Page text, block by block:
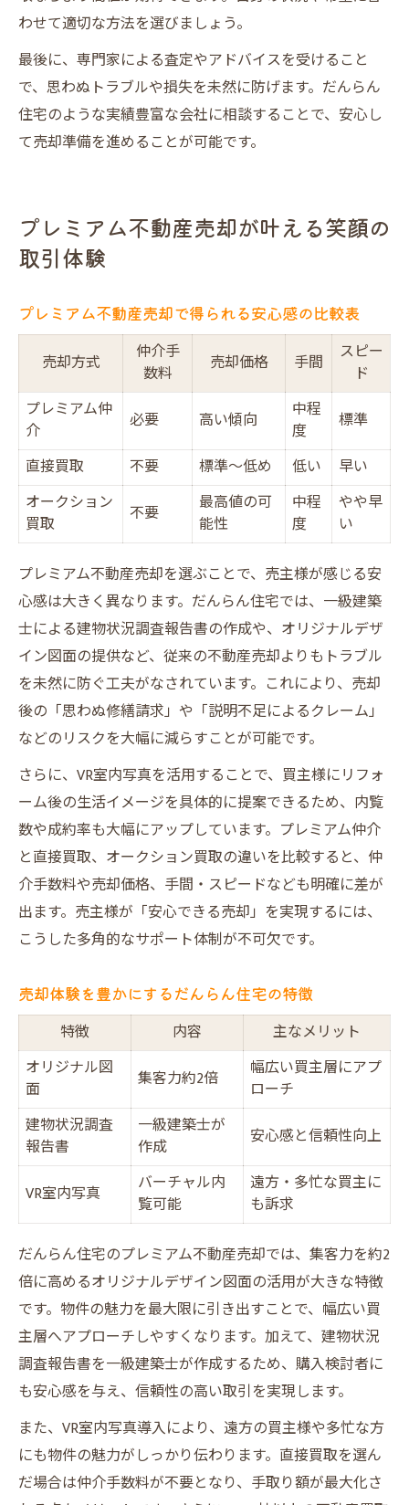
わせて適切な方法を選びましょう。
最後に、専門家による査定やアドバイスを受けること
で、思わぬトラブルや損失を未然に防げます。だんらん
住宅のような実績豊富な会社に相談することで、安心し
て売却準備を進めることが可能です。
プレミアム不動産売却が叶える笑顔の
取引体験
プレミアム不動産売却で得られる安心感の比較表
売却方式
仲介手
数料
売却価格 手間
スピー
ド
プレミアム仲
介
必要 高い傾向
中程
度
標準
直接買取
不要 標準～低め 低い
早い
オークション
買取
不要
最高値の可
能性
中程
度
やや早
い
プレミアム不動産売却を選ぶことで、売主様が感じる安
心感は大きく異なります。だんらん住宅では、一級建築
士による建物状況調査報告書の作成や、オリジナルデザ
イン図面の提供など、従来の不動産売却よりもトラブル
を未然に防ぐ工夫がなされています。これにより、売却
後の「思わぬ修繕請求」や「説明不足によるクレーム」
などのリスクを大幅に減らすことが可能です。
さらに、VR室内写真を活用することで、買主様にリフォ
ーム後の生活イメージを具体的に提案できるため、内覧
数や成約率も大幅にアップしています。プレミアム仲介
と直接買取、オークション買取の違いを比較すると、仲
介手数料や売却価格、手間・スピードなども明確に差が
出ます。売主様が「安心できる売却」を実現するには、
こうした多角的なサポート体制が不可欠です。
売却体験を豊かにするだんらん住宅の特徴
特徴 内容
主なメリット
オリジナル図
面
集客力約2倍
幅広い買主層にアプ
ローチ
建物状況調査
報告書
一級建築士が
作成
安心感と信頼性向上
VR室内写真
バーチャル内
覧可能
遠方・多忙な買主に
も訴求
だんらん住宅のプレミアム不動産売却では、集客力を約2
倍に高めるオリジナルデザイン図面の活用が大きな特徴
です。物件の魅力を最大限に引き出すことで、幅広い買
主層へアプローチしやすくなります。加えて、建物状況
調査報告書を一級建築士が作成するため、購入検討者に
も安心感を与え、信頼性の高い取引を実現します。
また、VR室内写真導入により、遠方の買主様や多忙な方
にも物件の魅力がしっかり伝わります。直接買取を選ん
だ場合は仲介手数料が不要となり、手取り額が最大化さ